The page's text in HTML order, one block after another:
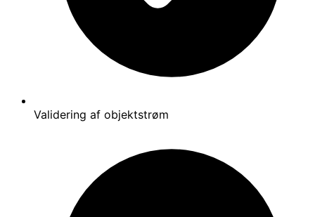
Validering af objektstrøm